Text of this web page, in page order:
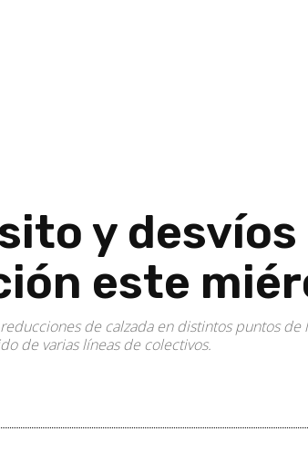
y
este
de calzada en distintos puntos
de varias líneas de colectivos.